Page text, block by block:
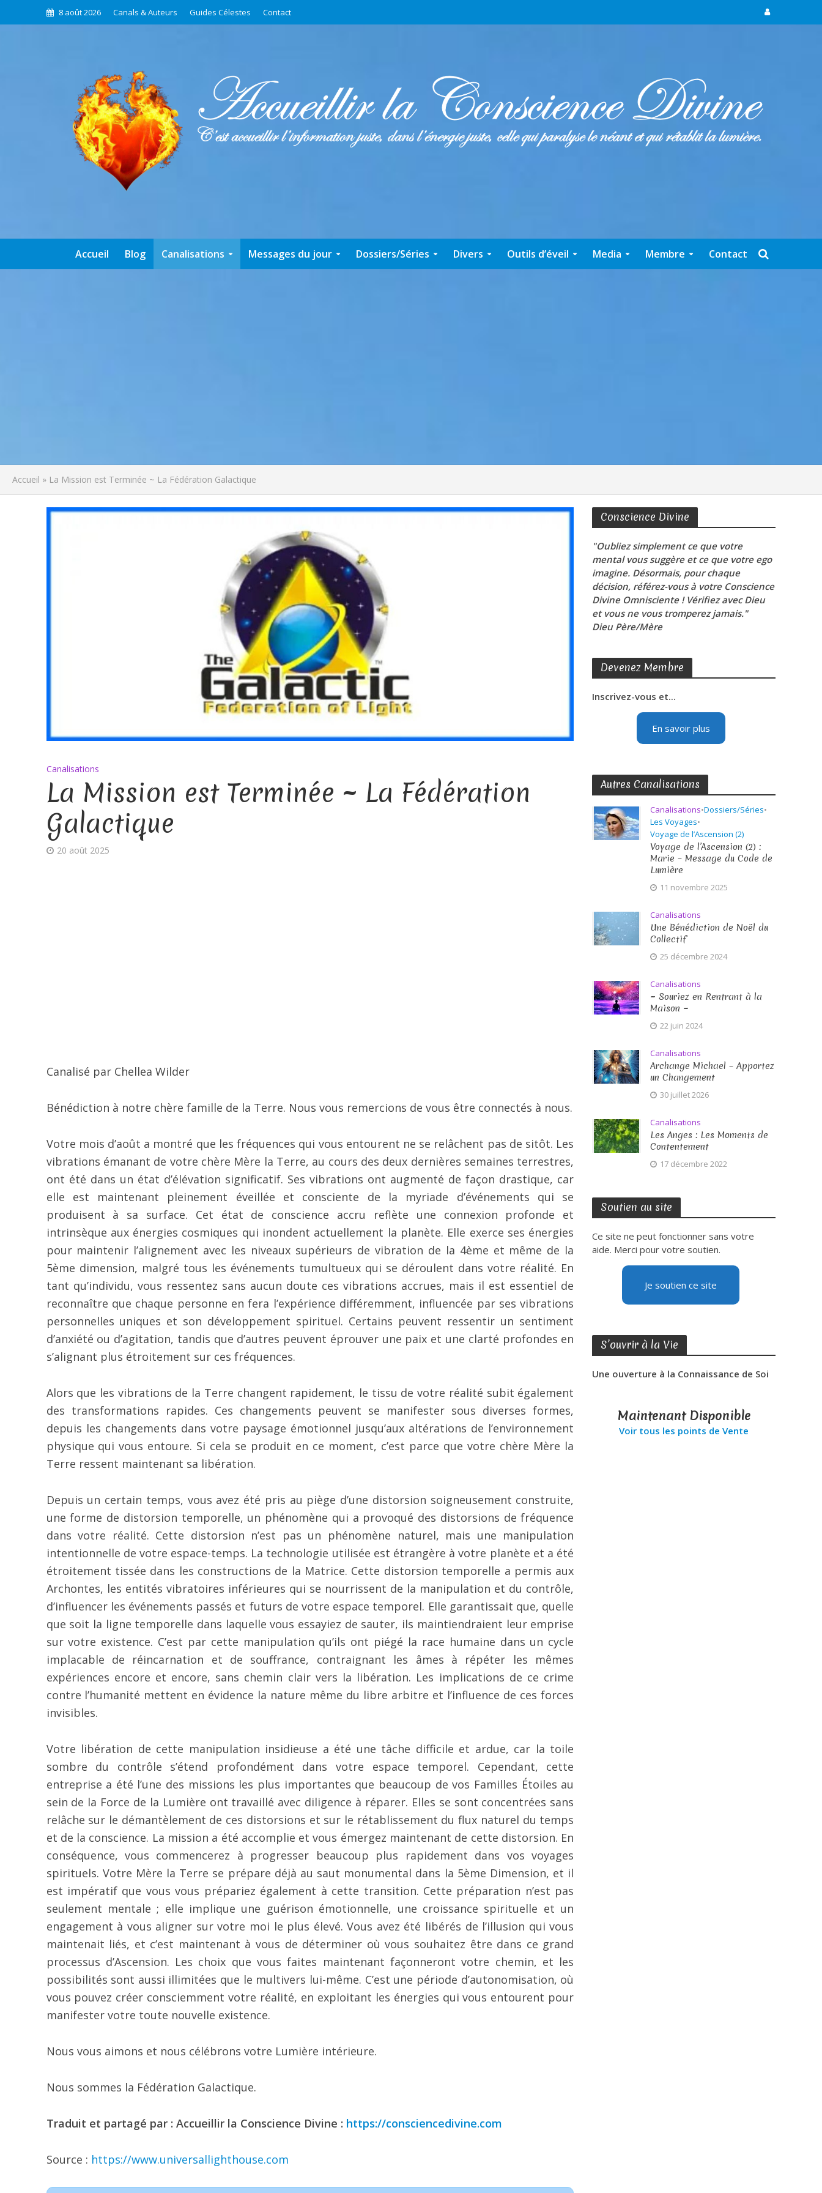
8 août 2026 Canals & Auteurs Guides Célestes Contact
Accueil Blog Canalisations Messages du jour Dossiers/Séries Divers Outils d’éveil Media Membre Contact
Accueil » La Mission est Terminée ~ La Fédération Galactique
Canalisations
La Mission est Terminée ~ La Fédération
Galactique
20 août 2025
Canalisé par Chellea Wilder
Bénédiction à notre chère famille de la Terre. Nous vous remercions de vous être connectés à nous.
Votre mois d’août a montré que les fréquences qui vous entourent ne se relâchent pas de sitôt. Les
vibrations émanant de votre chère Mère la Terre, au cours des deux dernières semaines terrestres,
ont été dans un état d’élévation significatif. Ses vibrations ont augmenté de façon drastique, car
elle est maintenant pleinement éveillée et consciente de la myriade d’événements qui se
produisent à sa surface. Cet état de conscience accru reflète une connexion profonde et
intrinsèque aux énergies cosmiques qui inondent actuellement la planète. Elle exerce ses énergies
pour maintenir l’alignement avec les niveaux supérieurs de vibration de la 4ème et même de la
5ème dimension, malgré tous les événements tumultueux qui se déroulent dans votre réalité. En
tant qu’individu, vous ressentez sans aucun doute ces vibrations accrues, mais il est essentiel de
reconnaître que chaque personne en fera l’expérience différemment, influencée par ses vibrations
personnelles uniques et son développement spirituel. Certains peuvent ressentir un sentiment
d’anxiété ou d’agitation, tandis que d’autres peuvent éprouver une paix et une clarté profondes en
s’alignant plus étroitement sur ces fréquences.
Alors que les vibrations de la Terre changent rapidement, le tissu de votre réalité subit également
des transformations rapides. Ces changements peuvent se manifester sous diverses formes,
depuis les changements dans votre paysage émotionnel jusqu’aux altérations de l’environnement
physique qui vous entoure. Si cela se produit en ce moment, c’est parce que votre chère Mère la
Terre ressent maintenant sa libération.
Depuis un certain temps, vous avez été pris au piège d’une distorsion soigneusement construite,
une forme de distorsion temporelle, un phénomène qui a provoqué des distorsions de fréquence
dans votre réalité. Cette distorsion n’est pas un phénomène naturel, mais une manipulation
intentionnelle de votre espace-temps. La technologie utilisée est étrangère à votre planète et a été
étroitement tissée dans les constructions de la Matrice. Cette distorsion temporelle a permis aux
Archontes, les entités vibratoires inférieures qui se nourrissent de la manipulation et du contrôle,
d’influencer les événements passés et futurs de votre espace temporel. Elle garantissait que, quelle
que soit la ligne temporelle dans laquelle vous essayiez de sauter, ils maintiendraient leur emprise
sur votre existence. C’est par cette manipulation qu’ils ont piégé la race humaine dans un cycle
implacable de réincarnation et de souffrance, contraignant les âmes à répéter les mêmes
expériences encore et encore, sans chemin clair vers la libération. Les implications de ce crime
contre l’humanité mettent en évidence la nature même du libre arbitre et l’influence de ces forces
invisibles.
Votre libération de cette manipulation insidieuse a été une tâche difficile et ardue, car la toile
sombre du contrôle s’étend profondément dans votre espace temporel. Cependant, cette
entreprise a été l’une des missions les plus importantes que beaucoup de vos Familles Étoiles au
sein de la Force de la Lumière ont travaillé avec diligence à réparer. Elles se sont concentrées sans
relâche sur le démantèlement de ces distorsions et sur le rétablissement du flux naturel du temps
et de la conscience. La mission a été accomplie et vous émergez maintenant de cette distorsion. En
conséquence, vous commencerez à progresser beaucoup plus rapidement dans vos voyages
spirituels. Votre Mère la Terre se prépare déjà au saut monumental dans la 5ème Dimension, et il
est impératif que vous vous prépariez également à cette transition. Cette préparation n’est pas
seulement mentale ; elle implique une guérison émotionnelle, une croissance spirituelle et un
engagement à vous aligner sur votre moi le plus élevé. Vous avez été libérés de l’illusion qui vous
maintenait liés, et c’est maintenant à vous de déterminer où vous souhaitez être dans ce grand
processus d’Ascension. Les choix que vous faites maintenant façonneront votre chemin, et les
possibilités sont aussi illimitées que le multivers lui-même. C’est une période d’autonomisation, où
vous pouvez créer consciemment votre réalité, en exploitant les énergies qui vous entourent pour
manifester votre toute nouvelle existence.
Nous vous aimons et nous célébrons votre Lumière intérieure.
Nous sommes la Fédération Galactique.
Traduit et partagé par : Accueillir la Conscience Divine : https://consciencedivine.com
Source : https://www.universallighthouse.com
Conscience Divine
"Oubliez simplement ce que votre
mental vous suggère et ce que votre ego
imagine. Désormais, pour chaque
décision, référez-vous à votre Conscience
Divine Omnisciente ! Vérifiez avec Dieu
et vous ne vous tromperez jamais."
Dieu Père/Mère
Devenez Membre
Inscrivez-vous et...
En savoir plus
Autres Canalisations
Canalisations•Dossiers/Séries•
Les Voyages•
Voyage de l’Ascension (2)
Voyage de l’Ascension (2) :
Marie – Message du Code de
Lumière
11 novembre 2025
Canalisations
Une Bénédiction de Noël du
Collectif
25 décembre 2024
Canalisations
~ Souriez en Rentrant à la
Maison ~
22 juin 2024
Canalisations
Archange Michael – Apportez
un Changement
30 juillet 2026
Canalisations
Les Anges : Les Moments de
Contentement
17 décembre 2022
Soutien au site
Ce site ne peut fonctionner sans votre
aide. Merci pour votre soutien.
Je soutien ce site
S’ouvrir à la Vie
Une ouverture à la Connaissance de Soi
Maintenant Disponible
Voir tous les points de Vente